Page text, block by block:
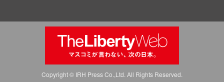
Copyright © IRH Press Co.,Ltd. All Rights Reserved.